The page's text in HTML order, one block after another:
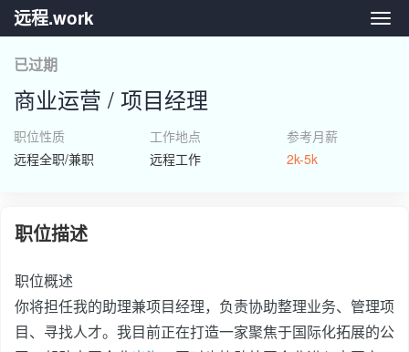
远
远程.work
已过期
商业运营 / 项目经理
职位性质
远程全职/兼职
工作地点
远程工作
参考月薪
2k-5k
职位描述
职位概述
你将担任我的助理兼项目经理，负责协助整理业务、管理项
目、寻找人才。我目前正在打造一家聚焦于国际化拓展的公